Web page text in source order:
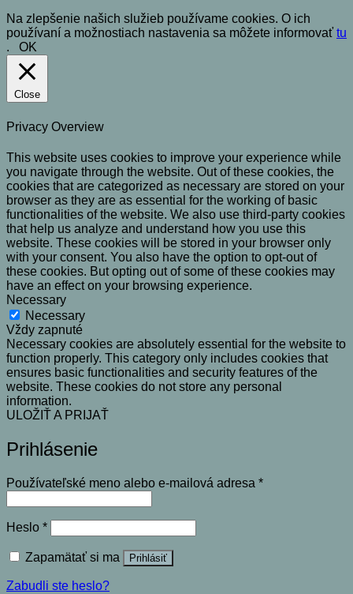
Na zlepšenie našich služieb používame cookies. O ich
používaní a možnostiach nastavenia sa môžete informovať tu
. OK
Close
Privacy Overview
This website uses cookies to improve your experience while
you navigate through the website. Out of these cookies, the
cookies that are categorized as necessary are stored on your
browser as they are as essential for the working of basic
functionalities of the website. We also use third-party cookies
that help us analyze and understand how you use this
website. These cookies will be stored in your browser only
with your consent. You also have the option to opt-out of
these cookies. But opting out of some of these cookies may
have an effect on your browsing experience.
Necessary
Necessary
Vždy zapnuté
Necessary cookies are absolutely essential for the website to
function properly. This category only includes cookies that
ensures basic functionalities and security features of the
website. These cookies do not store any personal
information.
ULOŽIŤ A PRIJAŤ
Prihlásenie
Používateľské meno alebo e-mailová adresa *Povinné
Heslo *Povinné
Zapamätať si ma Prihlásiť
Zabudli ste heslo?